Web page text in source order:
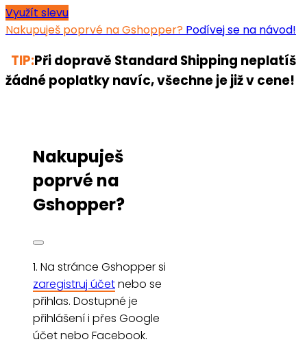
Využít slevu
Nakupuješ poprvé na Gshopper? Podívej se na návod!
TIP:Při dopravě Standard Shipping neplatíš
žádné poplatky navíc, všechne je již v cene!
Nakupuješ
poprvé na
Gshopper?
1. Na stránce Gshopper si
zaregistruj účetnebo se
přihlas. Dostupné je
přihlášení i přes Google
účet nebo Facebook.